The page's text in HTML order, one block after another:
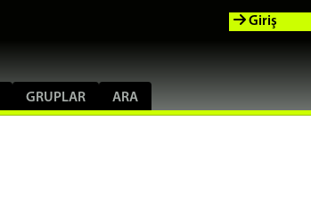
GRUPLAR ARA
Giriş